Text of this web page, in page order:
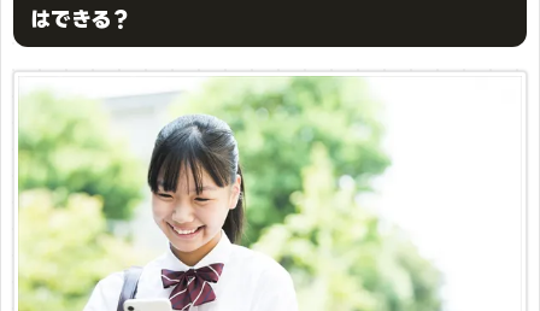
はできる？